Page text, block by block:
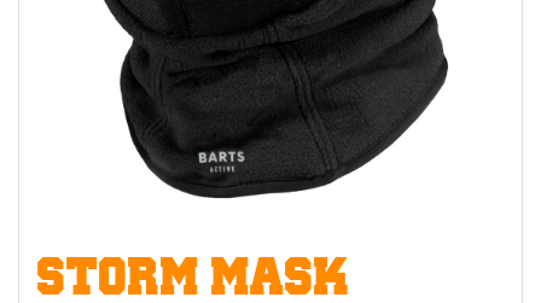
STORM MASK